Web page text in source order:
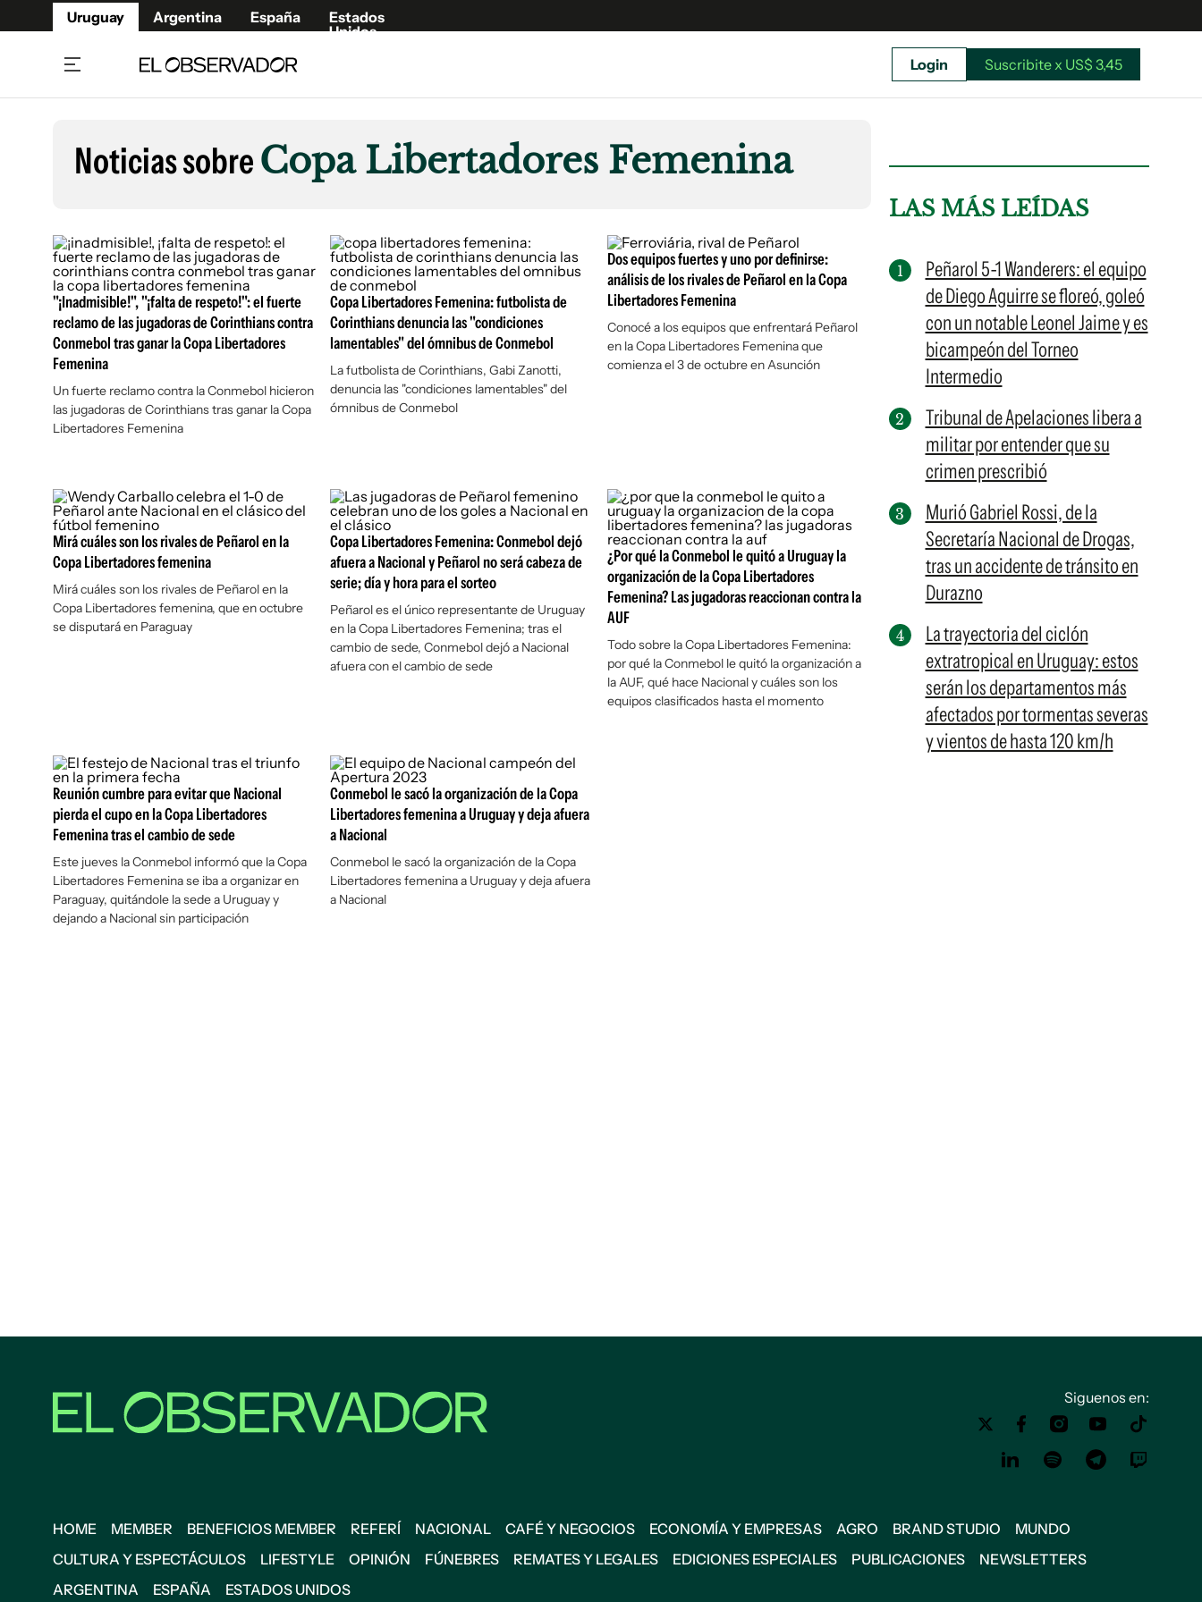
Uruguay Argentina España
Estados
Unidos
Beneficios Member
Café y Negocios
Economía y Empresas
Agro
Brand Studio
Mundo
Cultura y Espectáculos
Fúnebres
Publicaciones
Newsletters
Argentina
España
Suscribite x US$ 3,45
Login Suscribite x US$ 3,45
Noticias sobreCopa Libertadores Femenina
"¡Inadmisible!", "¡falta de respeto!": el fuerte
reclamo de las jugadoras de Corinthians contra
Conmebol tras ganar la Copa Libertadores
Femenina
Un fuerte reclamo contra la Conmebol hicieron
las jugadoras de Corinthians tras ganar la Copa
Libertadores Femenina
Copa Libertadores Femenina: futbolista de
Corinthians denuncia las "condiciones
lamentables" del ómnibus de Conmebol
La futbolista de Corinthians, Gabi Zanotti,
denuncia las "condiciones lamentables" del
ómnibus de Conmebol
Dos equipos fuertes y uno por definirse:
análisis de los rivales de Peñarol en la Copa
Libertadores Femenina
Conocé a los equipos que enfrentará Peñarol
en la Copa Libertadores Femenina que
comienza el 3 de octubre en Asunción
Mirá cuáles son los rivales de Peñarol en la
Copa Libertadores femenina
Mirá cuáles son los rivales de Peñarol en la
Copa Libertadores femenina, que en octubre
se disputará en Paraguay
Copa Libertadores Femenina: Conmebol dejó
afuera a Nacional y Peñarol no será cabeza de
serie; día y hora para el sorteo
Peñarol es el único representante de Uruguay
en la Copa Libertadores Femenina; tras el
cambio de sede, Conmebol dejó a Nacional
afuera con el cambio de sede
¿Por qué la Conmebol le quitó a Uruguay la
organización de la Copa Libertadores
Femenina? Las jugadoras reaccionan contra la
AUF
Todo sobre la Copa Libertadores Femenina:
por qué la Conmebol le quitó la organización a
la AUF, qué hace Nacional y cuáles son los
equipos clasificados hasta el momento
Reunión cumbre para evitar que Nacional
pierda el cupo en la Copa Libertadores
Femenina tras el cambio de sede
Este jueves la Conmebol informó que la Copa
Libertadores Femenina se iba a organizar en
Paraguay, quitándole la sede a Uruguay y
dejando a Nacional sin participación
Conmebol le sacó la organización de la Copa
Libertadores femenina a Uruguay y deja afuera
a Nacional
Conmebol le sacó la organización de la Copa
Libertadores femenina a Uruguay y deja afuera
a Nacional
LAS MÁS LEÍDAS
Peñarol 5-1 Wanderers: el equipo
de Diego Aguirre se floreó, goleó
con un notable Leonel Jaime y es
bicampeón del Torneo
Intermedio
Tribunal de Apelaciones libera a
militar por entender que su
crimen prescribió
Murió Gabriel Rossi, de la
Secretaría Nacional de Drogas,
tras un accidente de tránsito en
Durazno
La trayectoria del ciclón
extratropical en Uruguay: estos
serán los departamentos más
afectados por tormentas severas
y vientos de hasta 120 km/h
Siguenos en:
HOME MEMBER BENEFICIOS MEMBER REFERÍ NACIONAL CAFÉ Y NEGOCIOS ECONOMÍA Y EMPRESAS AGRO BRAND STUDIO
MUNDO
CULTURA Y ESPECTÁCULOS
LIFESTYLE OPINIÓN FÚNEBRES REMATES Y LEGALES EDICIONES ESPECIALES PUBLICACIONES
NEWSLETTERS
ARGENTINA
ESPAÑA ESTADOS UNIDOS